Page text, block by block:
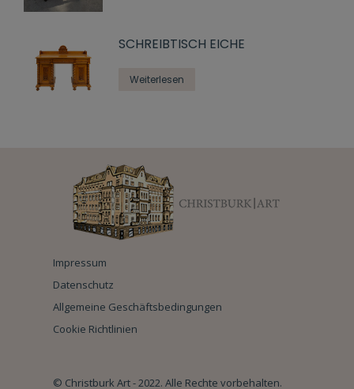
SCHREIBTISCH EICHE
Weiterlesen
Impressum
Datenschutz
Allgemeine Geschäftsbedingungen
Cookie Richtlinien
© Christburk Art - 2022. Alle Rechte vorbehalten.